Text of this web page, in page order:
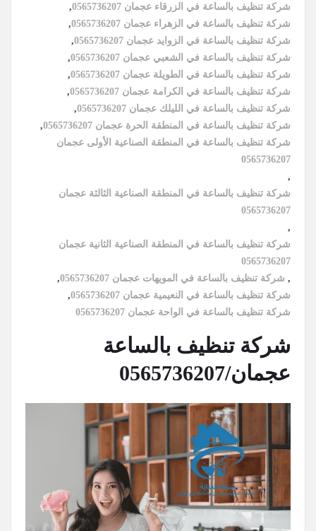
شركة تنظيف بالساعة في الزرقاء عجمان 0565736207
,
شركة تنظيف بالساعة في الزهراء عجمان 0565736207
,
شركة تنظيف بالساعة في الزوايد عجمان 0565736207
,
شركة تنظيف بالساعة في الشعبي عجمان 0565736207
,
شركة تنظيف بالساعة في الطويلة عجمان 0565736207
,
شركة تنظيف بالساعة في الكرامة عجمان 0565736207
,
شركة تنظيف بالساعة في الليلك عجمان 0565736207
,
شركة تنظيف بالساعة في المنطقة الحرة عجمان 0565736207
,
شركة تنظيف بالساعة في المنطقة الصناعية الأولى عجمان
0565736207
,
شركة تنظيف بالساعة في المنطقة الصناعية الثالثة عجمان
0565736207
,
شركة تنظيف بالساعة في المنطقة الصناعية الثانية عجمان
0565736207
, شركة تنظيف بالساعة في المويهات عجمان 0565736207
,
شركة تنظيف بالساعة في النعيمية عجمان 0565736207
,
شركة تنظيف بالساعة في الواحة عجمان 0565736207
شركة تنظيف بالساعة
عجمان/0565736207